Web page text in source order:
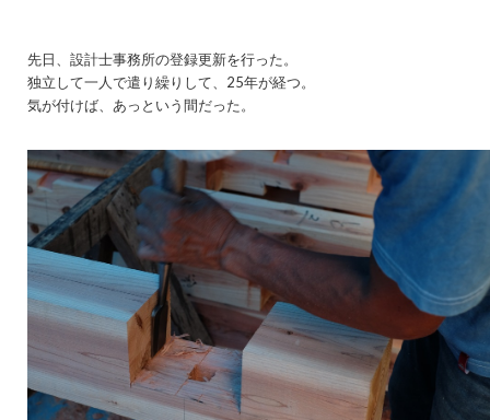
先日、設計士事務所の登録更新を行った。
独立して一人で遣り繰りして、25年が経つ。
気が付けば、あっという間だった。